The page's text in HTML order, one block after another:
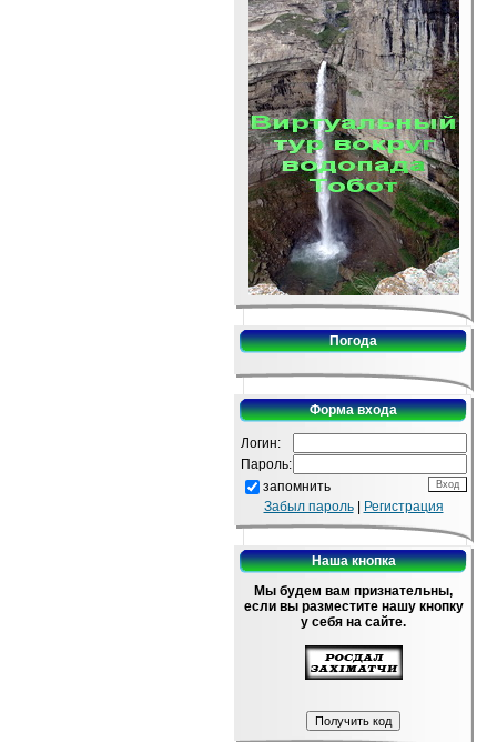
Погода
Форма входа
Логин:
Пароль:
запомнить
Забыл пароль| Регистрация
Наша кнопка
Мы будем вам признательны,
если вы разместите нашу кнопку
у себя на сайте.